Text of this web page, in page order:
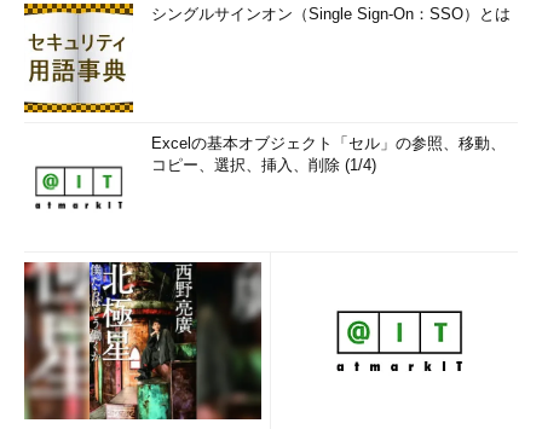
シングルサインオン（Single Sign-On：SSO）とは
Excelの基本オブジェクト「セル」の参照、移動、
コピー、選択、挿入、削除 (1/4)